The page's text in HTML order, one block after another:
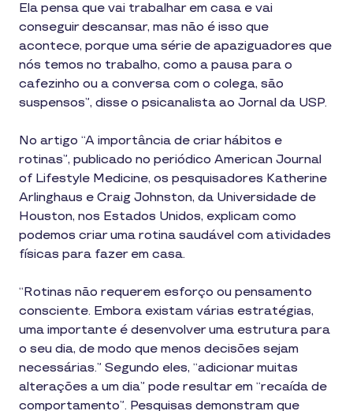
Ela pensa que vai trabalhar em casa e vai
conseguir descansar, mas não é isso que
acontece, porque uma série de apaziguadores que
nós temos no trabalho, como a pausa para o
cafezinho ou a conversa com o colega, são
suspensos”, disse o psicanalista ao Jornal da USP.
No artigo “A importância de criar hábitos e
rotinas”, publicado no periódico American Journal
of Lifestyle Medicine, os pesquisadores Katherine
Arlinghaus e Craig Johnston, da Universidade de
Houston, nos Estados Unidos, explicam como
podemos criar uma rotina saudável com atividades
físicas para fazer em casa.
“Rotinas não requerem esforço ou pensamento
consciente. Embora existam várias estratégias,
uma importante é desenvolver uma estrutura para
o seu dia, de modo que menos decisões sejam
necessárias.” Segundo eles, “adicionar muitas
alterações a um dia” pode resultar em “recaída de
comportamento”. Pesquisas demonstram que